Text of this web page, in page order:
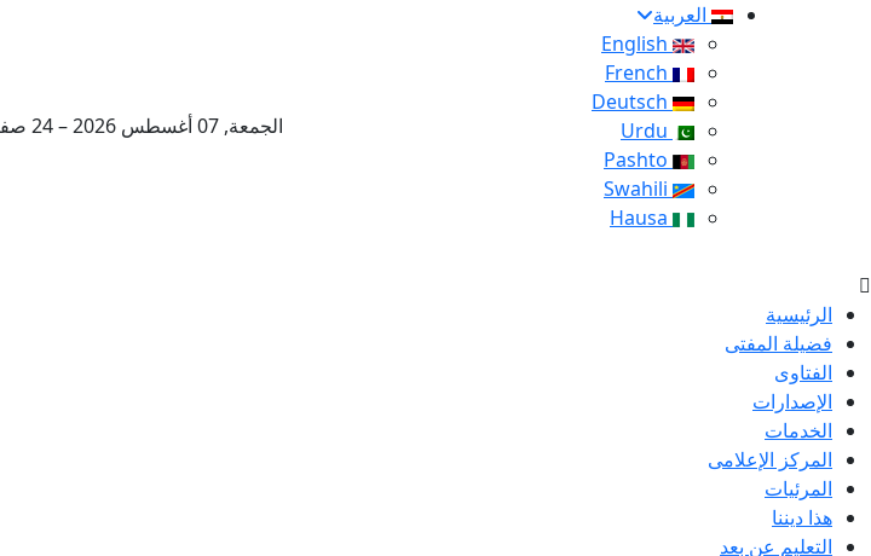
العربية
الجمعة, 07 أغسطس 2026 – 24 صفر 1448 هـ
الرئيسية
فضيلة المفتى
الفتاوى
الإصدارات
الخدمات
المركز الإعلامى
المرئيات
هذا ديننا
التعليم عن بعد